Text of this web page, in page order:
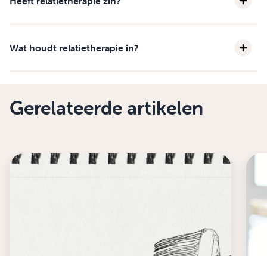
Wat houdt relatietherapie in?
Gerelateerde artikelen